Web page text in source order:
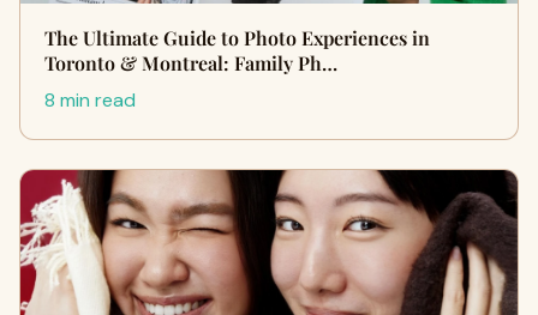
The Ultimate Guide to Photo Experiences in
Toronto & Montreal: Family Ph…
8 min read